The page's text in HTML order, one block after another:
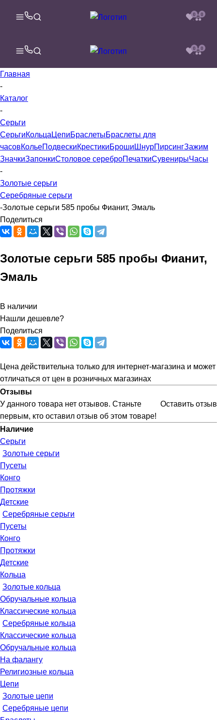
0 0
0 0
Главная
-
Каталог
-
Серьги
СерьгиКольца ЦепиБраслетыБраслеты для
часовКольеПодвескиКрестикиБроши ШнурПирсингЗажим
ЗначкиЗапонкиСтоловое сереброПечаткиСувенирыЧасы
-
Золотые серьги
Серебряные серьги
-Золотые серьги 585 пробы Фианит, Эмаль
Поделиться
Золотые серьги 585 пробы Фианит,
Эмаль
В наличии
Нашли дешевле?
Поделиться
Цена действительна только для интернет-магазина и может
отличаться от цен в розничных магазинах
Отзывы
Оставить отзыв
У данного товара нет отзывов. Станьте
первым, кто оставил отзыв об этом товаре!
Наличие
Серьги
Золотые серьги
Пусеты
Конго
Протяжки
Детские
Серебряные серьги
Пусеты
Конго
Протяжки
Детские
Кольца
Золотые кольца
Обручальные кольца
Классические кольца
Серебряные кольца
Классические кольца
Обручальные кольца
На фалангу
Религиозные кольца
Цепи
Золотые цепи
Серебряные цепи